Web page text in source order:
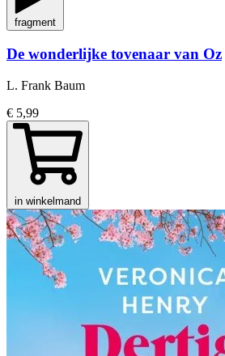
fragment
De wonderlijke tovenaar van Oz
L. Frank Baum
€ 5,99
in winkelmand